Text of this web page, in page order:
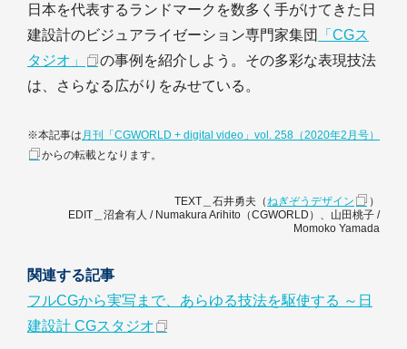
日本を代表するランドマークを数多く手がけてきた日
建設計のビジュアライゼーション専門家集団
「CGス
タジオ」
の事例を紹介しよう。その多彩な表現技法
は、さらなる広がりをみせている。
※本記事は 月刊「CGWORLD + digital video」vol. 258（2020年2月号）
からの転載となります。
TEXT＿石井勇夫（ねぎぞうデザイン
）
EDIT＿沼倉有人 / Numakura Arihito（CGWORLD）、山田桃子 /
Momoko Yamada
関連する記事
フルCGから実写まで、あらゆる技法を駆使する ～日
建設計 CGスタジオ